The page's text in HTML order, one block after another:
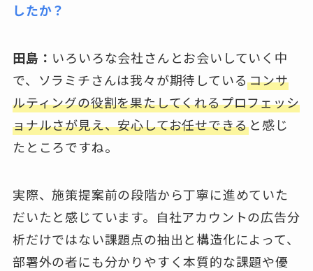
したか？
田島： いろいろな会社さんとお会いしていく中
で、ソラミチさんは我々が期待しているコンサ
ルティングの役割を果たしてくれるプロフェッシ
ョナルさが見え、安心してお任せできると感じ
たところですね。
実際、施策提案前の段階から丁寧に進めていた
だいたと感じています。自社アカウントの広告分
析だけではない課題点の抽出と構造化によって、
部署外の者にも分かりやすく本質的な課題や優